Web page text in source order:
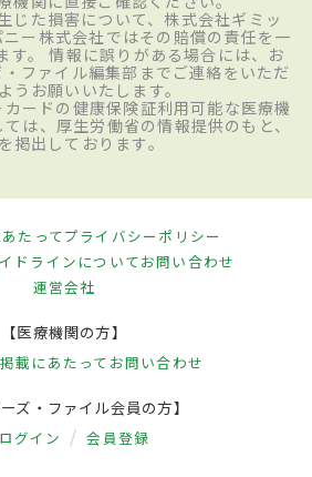
じた損害について、株式会社ギミッ
ー株式会社ではその賠償の責任を一
す。 情報に誤りがある場合には、お
ファイル編集部までご連絡をいただ
うお願いいたします。
ードの健康保険証利用可能な医療機
は、厚生労働省の情報提供のもと、
掲出しております。
たってプライバシーポリシー
ドラインについてお問い合わせ
運営会社
【医療機関の方】
載にあたって お問い合わせ
ーズ・ファイル会員の方】
ログイン 会員登録